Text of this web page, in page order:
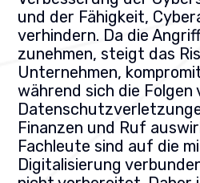
und der Fähigkeit,
verhindern. Da die
zunehmen, steigt das
Unternehmen,
während sich die Folgen
Finanzen und Ruf
Fachleute sind auf die
Digitalisierung